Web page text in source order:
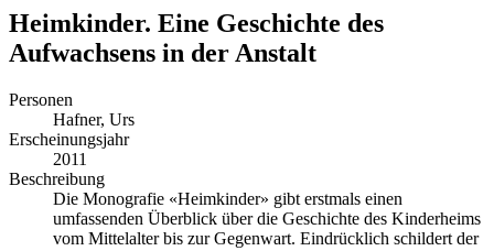
Heimkinder. Eine Geschichte des
Aufwachsens in der Anstalt
Personen
Hafner, Urs
Erscheinungsjahr
2011
Beschreibung
Die Monografie «Heimkinder» gibt erstmals einen
umfassenden Überblick über die Geschichte des Kinderheims
vom Mittelalter bis zur Gegenwart. Eindrücklich schildert der